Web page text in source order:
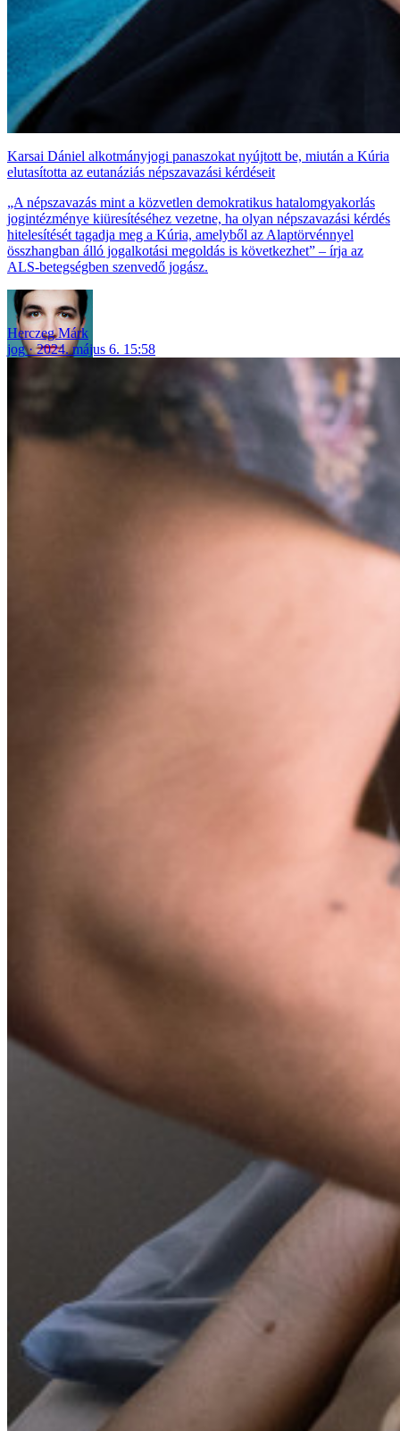
Karsai Dániel alkotmányjogi panaszokat nyújtott be, miután a Kúria
elutasította az eutanáziás népszavazási kérdéseit
„A népszavazás mint a közvetlen demokratikus hatalomgyakorlás
jogintézménye kiüresítéséhez vezetne, ha olyan népszavazási kérdés
hitelesítését tagadja meg a Kúria, amelyből az Alaptörvénnyel
összhangban álló jogalkotási megoldás is következhet” – írja az
ALS-betegségben szenvedő jogász.
Herczeg Márk
jog
2024. május 6. 15:58